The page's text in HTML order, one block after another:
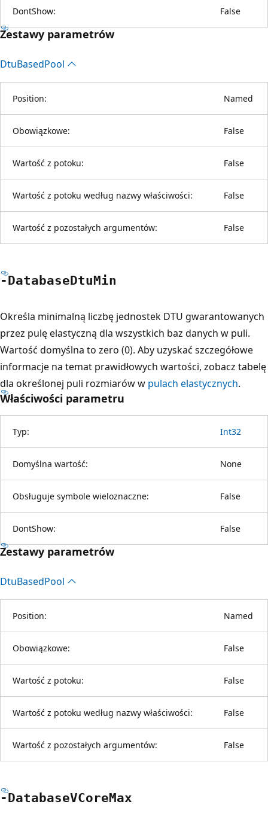
DontShow: False
Zestawy parametrów
DtuBasedPool
Position: Named
Obowiązkowe: False
Wartość z potoku: False
Wartość z potoku według nazwy właściwości: False
Wartość z pozostałych argumentów: False
-DatabaseDtuMin
Określa minimalną liczbę jednostek DTU gwarantowanych
przez pulę elastyczną dla wszystkich baz danych w puli.
Wartość domyślna to zero (0). Aby uzyskać szczegółowe
informacje na temat prawidłowych wartości, zobacz tabelę
dla określonej puli rozmiarów w pulach elastycznych.
Właściwości parametru
Typ: Int32
Domyślna wartość: None
Obsługuje symbole wieloznaczne: False
DontShow: False
Zestawy parametrów
DtuBasedPool
Position: Named
Obowiązkowe: False
Wartość z potoku: False
Wartość z potoku według nazwy właściwości: False
Wartość z pozostałych argumentów: False
-DatabaseVCoreMax